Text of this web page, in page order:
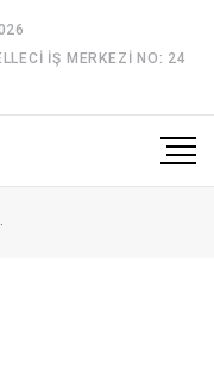
İŞ MERKEZI NO: 24